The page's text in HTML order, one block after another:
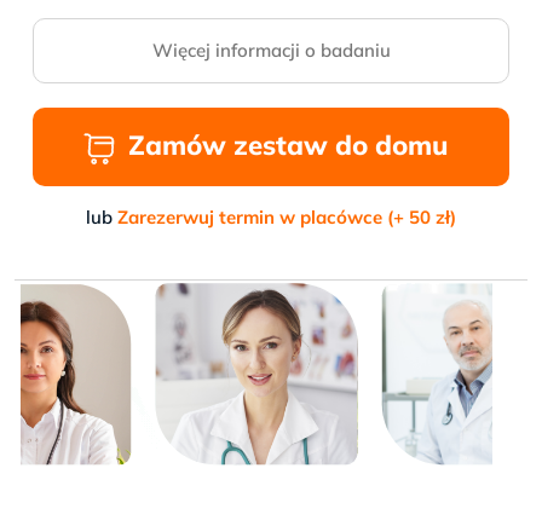
Więcej informacji o badaniu
Zamów zestaw do domu
lub Zarezerwuj termin w placówce (+ 50 zł)